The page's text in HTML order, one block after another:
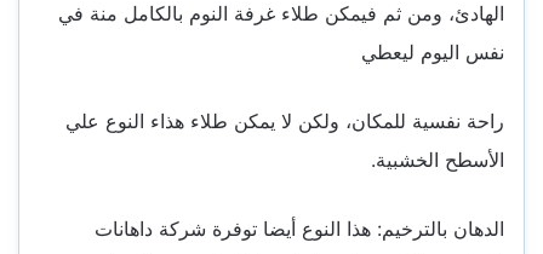
الهادئ، ومن ثم فيمكن طلاء غرفة النوم بالكامل منة في
نفس اليوم ليعطي
راحة نفسية للمكان، ولكن لا يمكن طلاء هذاء النوع علي
الأسطح الخشبية.
الدهان بالترخيم: هذا النوع أيضا توفرة شركة داهانات